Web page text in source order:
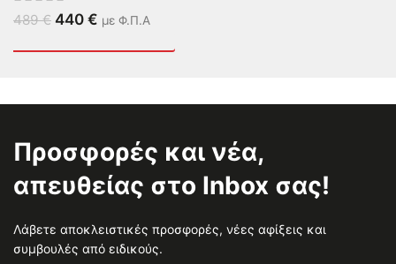
489€ 440 € με Φ.Π.Α
Προσφορές και νέα,
απευθείας στο Inbox σας!
Λάβετε αποκλειστικές προσφορές, νέες αφίξεις και
συμβουλές από ειδικούς.